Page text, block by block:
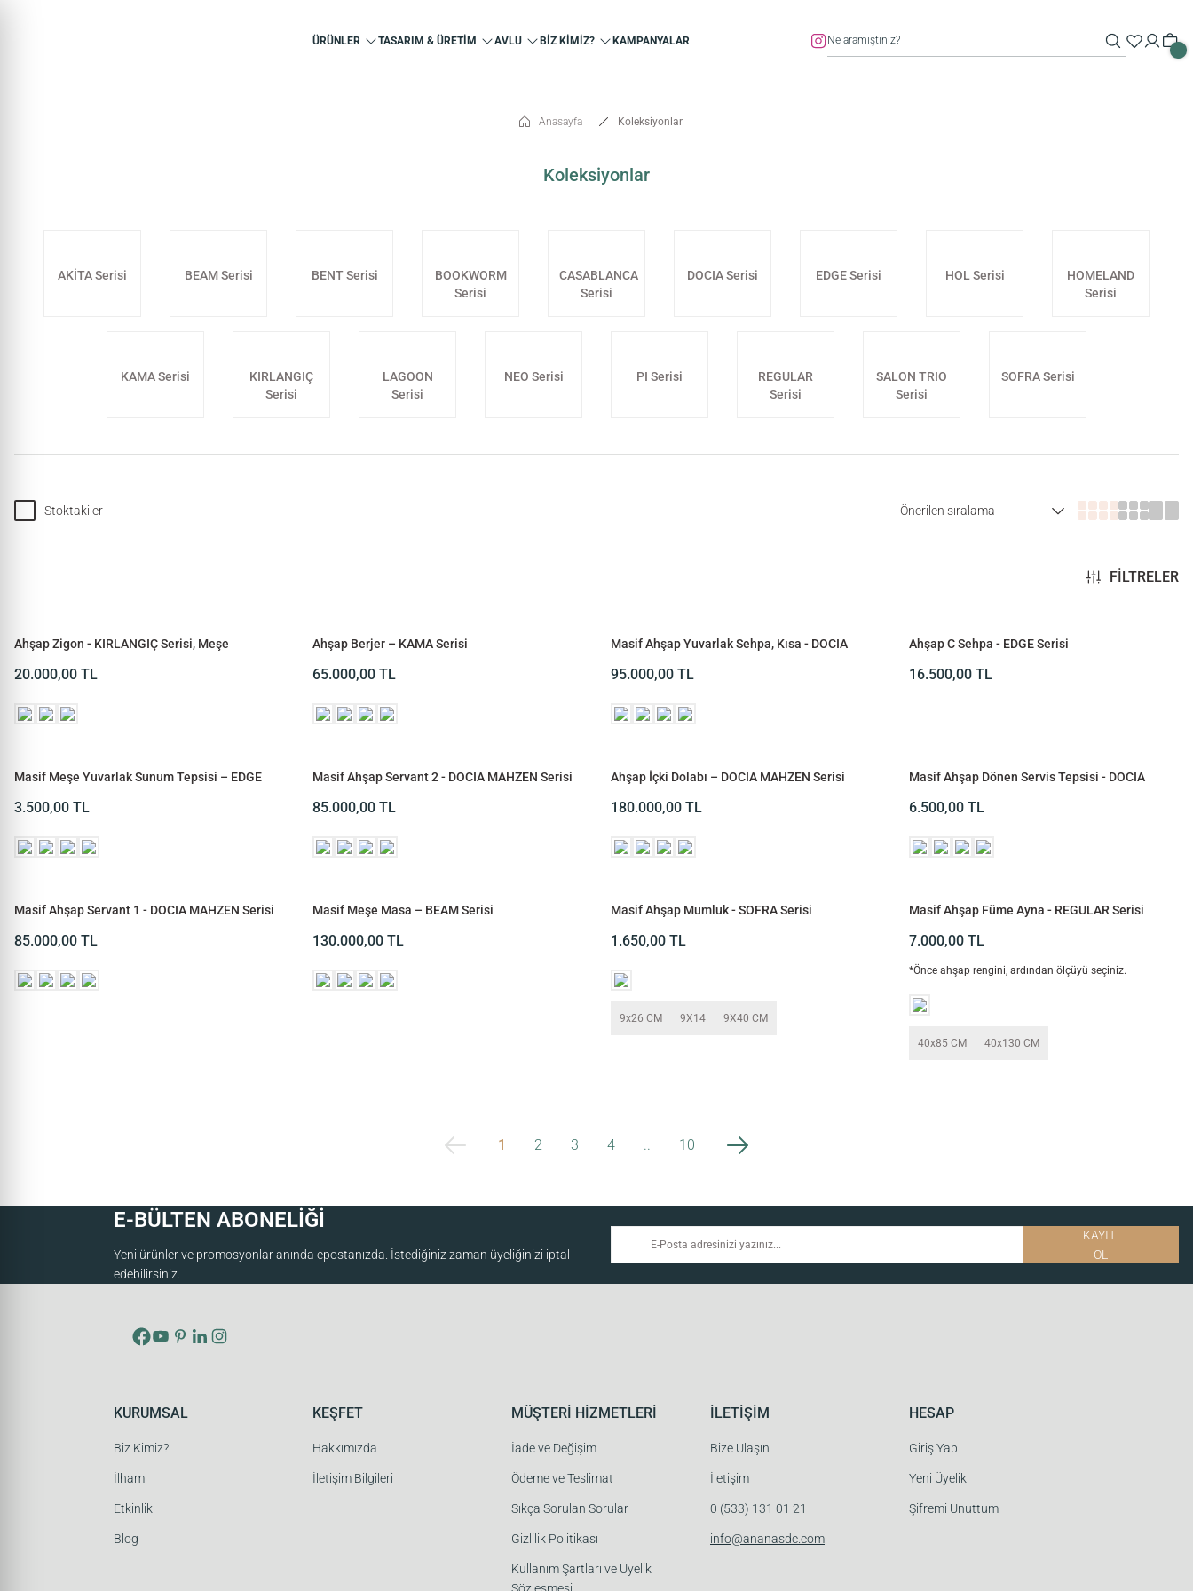
ÜRÜNLER TASARIM & ÜRETİM AVLU BİZ KİMİZ? KAMPANYALAR
Anasayfa Koleksiyonlar
Koleksiyonlar
AKİTA Serisi BEAM Serisi BENT Serisi
BOOKWORM
Serisi
CASABLANCA
Serisi
DOCIA Serisi EDGE Serisi HOL Serisi
HOMELAND
Serisi
KAMA Serisi
KIRLANGIÇ
Serisi
LAGOON
Serisi
NEO Serisi PI Serisi
REGULAR
Serisi
SALON TRIO
Serisi
SOFRA Serisi
Stoktakiler
FİLTRELER
Ahşap Zigon - KIRLANGIÇ Serisi, Meşe
20.000,00 TL
Ahşap Berjer – KAMA Serisi
65.000,00 TL
Masif Ahşap Yuvarlak Sehpa, Kısa - DOCIA
95.000,00 TL
Ahşap C Sehpa - EDGE Serisi
16.500,00 TL
Masif Meşe Yuvarlak Sunum Tepsisi – EDGE
3.500,00 TL
Masif Ahşap Servant 2 - DOCIA MAHZEN Serisi
85.000,00 TL
Ahşap İçki Dolabı – DOCIA MAHZEN Serisi
180.000,00 TL
Masif Ahşap Dönen Servis Tepsisi - DOCIA
6.500,00 TL
Masif Ahşap Servant 1 - DOCIA MAHZEN Serisi
85.000,00 TL
Masif Meşe Masa – BEAM Serisi
130.000,00 TL
Masif Ahşap Mumluk - SOFRA Serisi
1.650,00 TL
9x26 CM 9X14 9X40 CM
Masif Ahşap Füme Ayna - REGULAR Serisi
7.000,00 TL
*Önce ahşap rengini, ardından ölçüyü seçiniz.
40x85 CM 40x130 CM
1 2 3 4 .. 10
E-BÜLTEN ABONELİĞİ
Yeni ürünler ve promosyonlar anında epostanızda. İstediğiniz zaman üyeliğinizi iptal
edebilirsiniz.
KAYIT
OL
KURUMSAL
Biz Kimiz?
İlham
Etkinlik
Blog
KEŞFET
Hakkımızda
İletişim Bilgileri
MÜŞTERİ HİZMETLERİ
İade ve Değişim
Ödeme ve Teslimat
Sıkça Sorulan Sorular
Gizlilik Politikası
Kullanım Şartları ve Üyelik
İLETİŞİM
Bize Ulaşın
İletişim
0 (533) 131 01 21
info@ananasdc.com
HESAP
Giriş Yap
Yeni Üyelik
Şifremi Unuttum